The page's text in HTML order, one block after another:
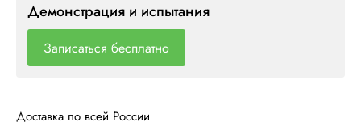
Демонстрация и испытания
Записаться бесплатно
Доставка по всей России